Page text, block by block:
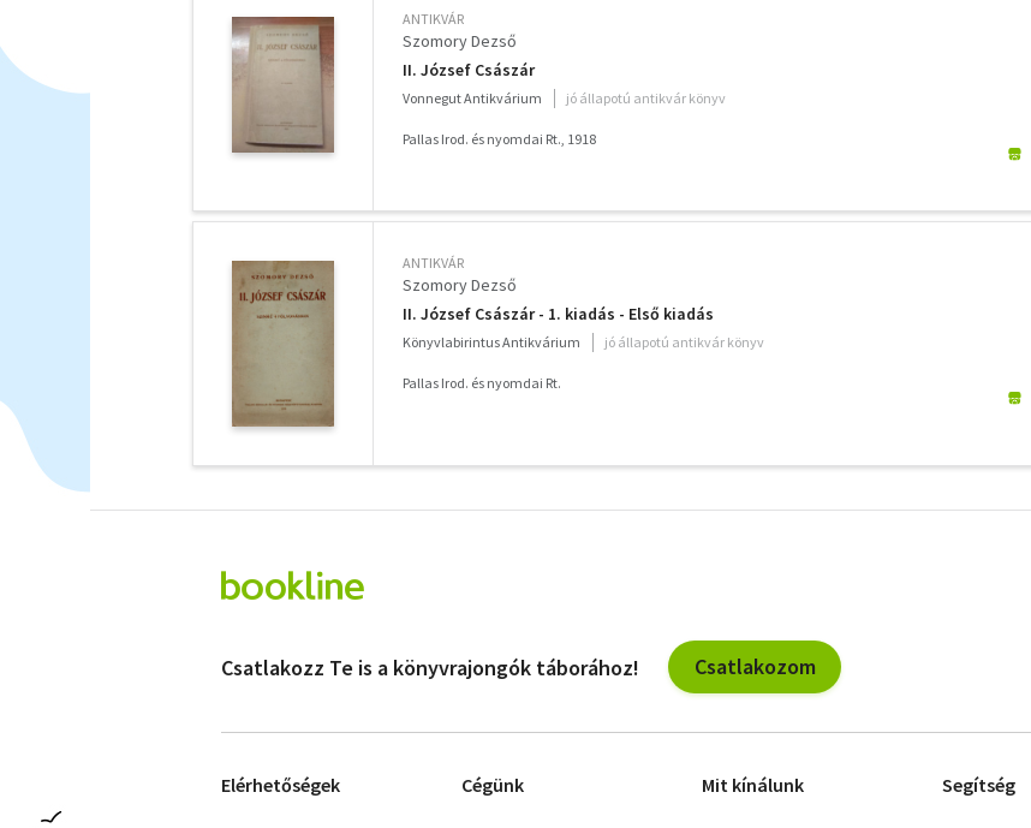
ANTIKVÁR
Szomory Dezső
II. József Császár
Vonnegut Antikvárium jó állapotú antikvár könyv
Pallas Irod. és nyomdai Rt., 1918
ANTIKVÁR
Szomory Dezső
II. József Császár - 1. kiadás - Első kiadás
Könyvlabirintus Antikvárium jó állapotú antikvár könyv
Pallas Irod. és nyomdai Rt.
szűrők
Csatlakozz Te is a könyvrajongók táborához! Csatlakozom
Elérhetőségek Cégünk Mit kínálunk Segítség